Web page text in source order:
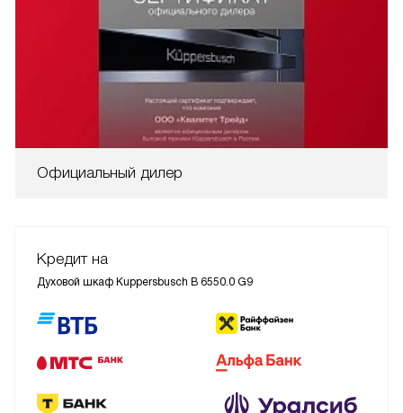
Официальный дилер
Кредит на
Духовой шкаф Kuppersbusch B 6550.0 G9